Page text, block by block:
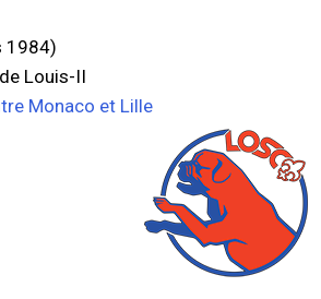
1984)
Louis-II
Monaco et Lille